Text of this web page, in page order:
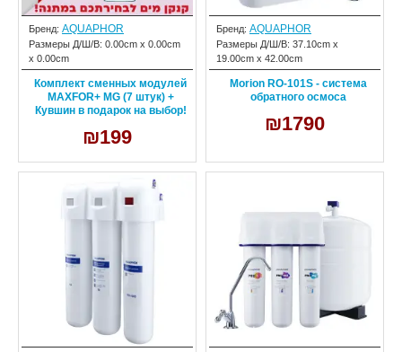
Бренд: AQUAPHOR
Размеры Д/Ш/В: 0.00cm x 0.00cm
x 0.00cm
Комплект сменных модулей
MAXFOR+ MG (7 штук) +
Кувшин в подарок на выбор!
₪199
Бренд: AQUAPHOR
Размеры Д/Ш/В: 37.10cm x
19.00cm x 42.00cm
Morion RO-101S - система
обратного осмоса
₪1790